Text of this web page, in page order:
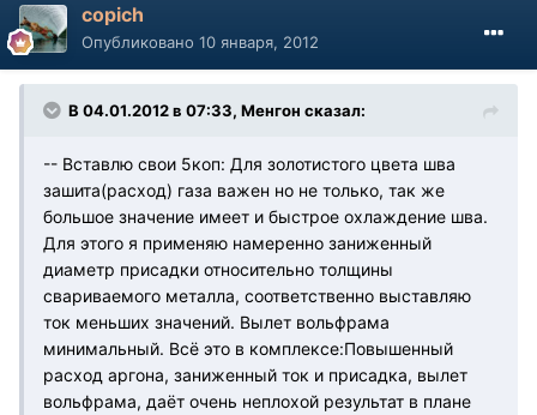
copich
Опубликовано 10 января, 2012
В 04.01.2012 в 07:33, Менгон сказал:
-- Вставлю свои 5коп: Для золотистого цвета шва
зашита(расход) газа важен но не только, так же
большое значение имеет и быстрое охлаждение шва.
Для этого я применяю намеренно заниженный
диаметр присадки относительно толщины
свариваемого металла, соответственно выставляю
ток меньших значений. Вылет вольфрама
минимальный. Всё это в комплексе:Повышенный
расход аргона, заниженный ток и присадка, вылет
вольфрама, даёт очень неплохой результат в плане